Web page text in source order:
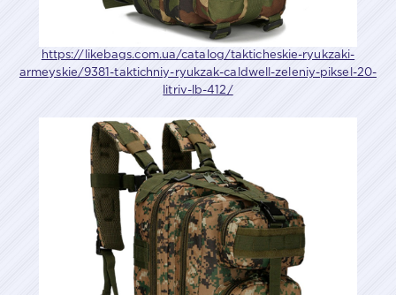
https://likebags.com.ua/catalog/takticheskie-ryukzaki-
armeyskie/9381-taktichniy-ryukzak-caldwell-zeleniy-piksel-20-
litriv-lb-412/